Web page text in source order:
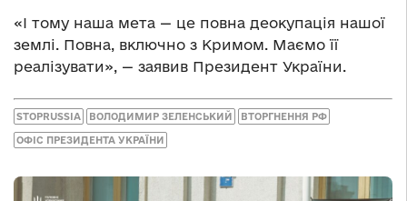
«І тому наша мета — це повна деокупація нашої
землі. Повна, включно з Кримом. Маємо її
реалізувати», — заявив Президент України.
STOPRUSSIA ВОЛОДИМИР ЗЕЛЕНСЬКИЙ ВТОРГНЕННЯ РФ
ОФІС ПРЕЗИДЕНТА УКРАЇНИ